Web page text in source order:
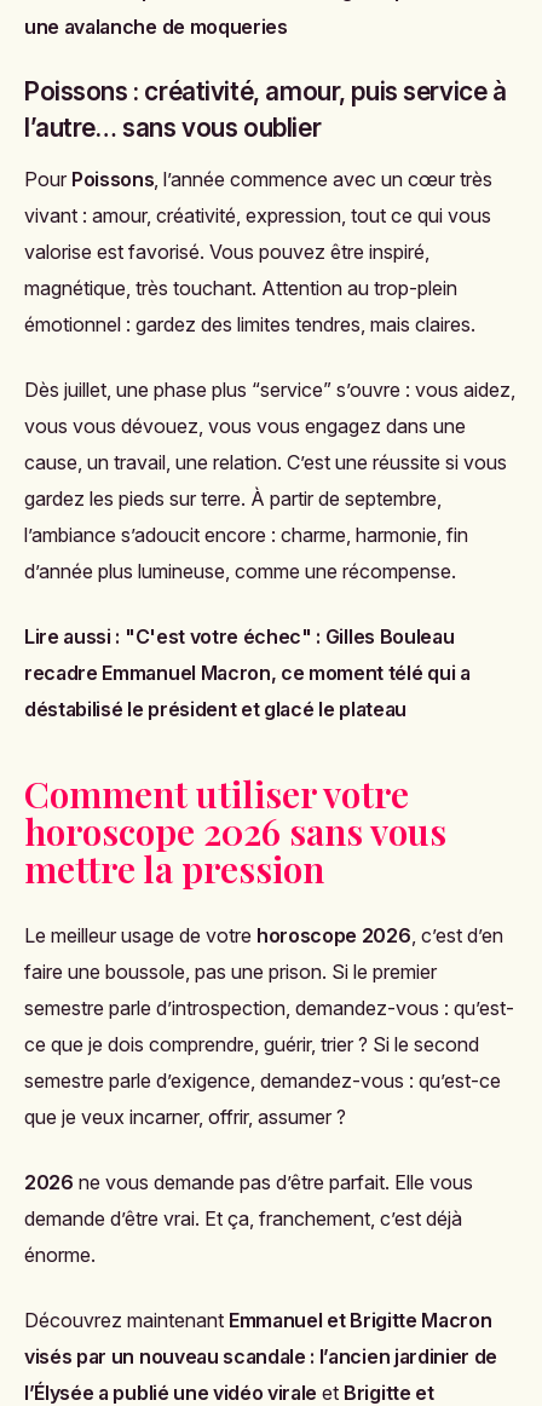
une avalanche de moqueries
Poissons : créativité, amour, puis service à
l’autre… sans vous oublier
Pour Poissons, l’année commence avec un cœur très
vivant : amour, créativité, expression, tout ce qui vous
valorise est favorisé. Vous pouvez être inspiré,
magnétique, très touchant. Attention au trop-plein
émotionnel : gardez des limites tendres, mais claires.
Dès juillet, une phase plus “service” s’ouvre : vous aidez,
vous vous dévouez, vous vous engagez dans une
cause, un travail, une relation. C’est une réussite si vous
gardez les pieds sur terre. À partir de septembre,
l’ambiance s’adoucit encore : charme, harmonie, fin
d’année plus lumineuse, comme une récompense.
Lire aussi : "C'est votre échec" : Gilles Bouleau
recadre Emmanuel Macron, ce moment télé qui a
déstabilisé le président et glacé le plateau
Comment utiliser votre
horoscope 2026 sans vous
mettre la pression
Le meilleur usage de votre horoscope 2026, c’est d’en
faire une boussole, pas une prison. Si le premier
semestre parle d’introspection, demandez-vous : qu’est-
ce que je dois comprendre, guérir, trier ? Si le second
semestre parle d’exigence, demandez-vous : qu’est-ce
que je veux incarner, offrir, assumer ?
2026 ne vous demande pas d’être parfait. Elle vous
demande d’être vrai. Et ça, franchement, c’est déjà
énorme.
Découvrez maintenant Emmanuel et Brigitte Macron
visés par un nouveau scandale : l’ancien jardinier de
l’Élysée a publié une vidéo virale et Brigitte et